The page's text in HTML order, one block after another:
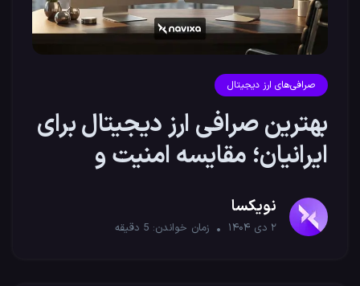
صرافی‌های ارز دیجیتال
بهترین صرافی ارز دیجیتال برای
ایرانیان؛ مقایسه امنیت و
نویکسا
۲ دی ۱۴۰۴ زمان خواندن: 5 دقیقه